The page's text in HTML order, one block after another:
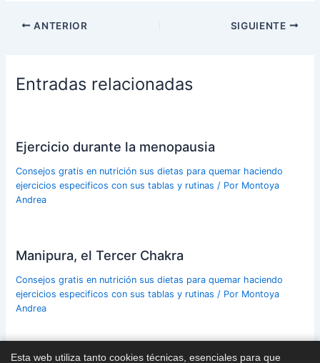
ANTERIOR SIGUIENTE
Entradas relacionadas
Ejercicio durante la menopausia
Consejos gratis en nutrición sus dietas para quemar haciendo
ejercicios especificos con sus tablas y rutinas / Por Montoya
Andrea
Manipura, el Tercer Chakra
Consejos gratis en nutrición sus dietas para quemar haciendo
ejercicios especificos con sus tablas y rutinas / Por Montoya
Andrea
Esta web utiliza tanto cookies técnicas, esenciales para que